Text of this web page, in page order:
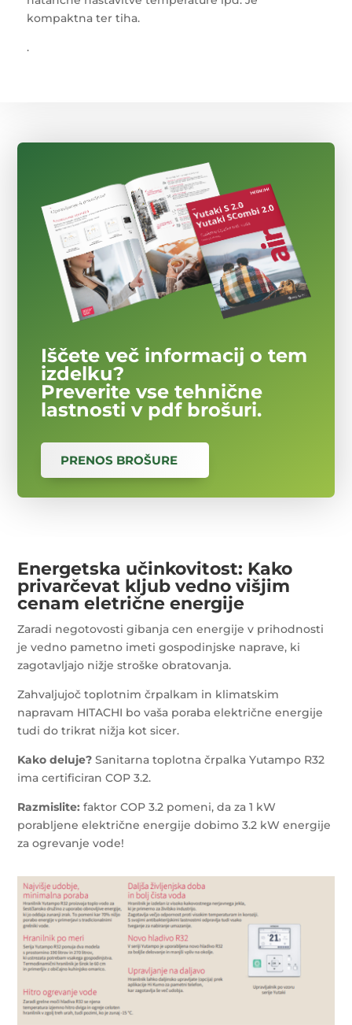
kompaktna ter tiha.
.
Iščete več informacij o tem
izdelku?
Preverite vse tehnične
lastnosti v pdf brošuri.
PRENOS BROŠURE
Energetska učinkovitost: Kako
privarčevat kljub vedno višjim
cenam eletrične energije
Zaradi negotovosti gibanja cen energije v prihodnosti
je vedno pametno imeti gospodinjske naprave, ki
zagotavljajo nižje stroške obratovanja.
Zahvaljujoč toplotnim črpalkam in klimatskim
napravam HITACHI bo vaša poraba električne energije
tudi do trikrat nižja kot sicer.
Kako deluje? Sanitarna toplotna črpalka Yutampo R32
ima certificiran COP 3.2.
Razmislite: faktor COP 3.2 pomeni, da za 1 kW
porabljene električne energije dobimo 3.2 kW energije
za ogrevanje vode!